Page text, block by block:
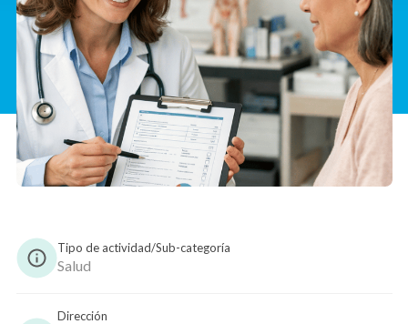
Tipo de actividad/Sub-categoría
Salud
Dirección
Copiar